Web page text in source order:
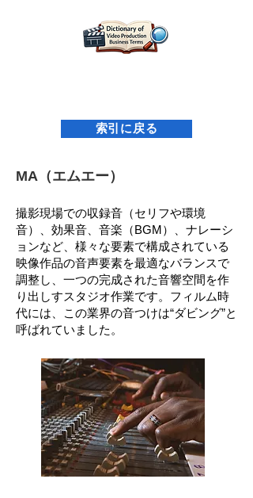
索引に戻る
MA（エムエー）
撮影現場での収録音（セリフや環境
音）、効果音、音楽（BGM）、ナレーシ
ョンなど、様々な要素で構成されている
映像作品の音声要素を最適なバランスで
調整し、一つの完成された音響空間を作
り出しすスタジオ作業です。フィルム時
代には、この業界の音つけは“ダビング”と
呼ばれていました。